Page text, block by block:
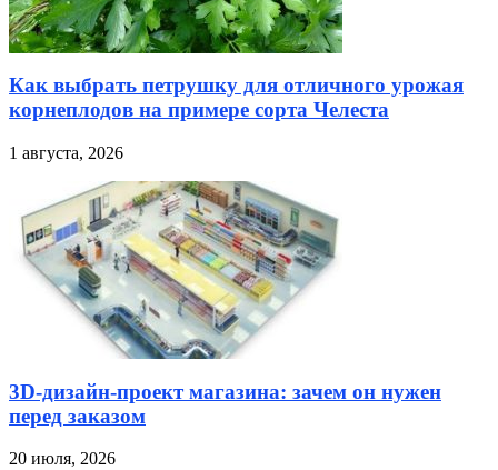
Как выбрать петрушку для отличного урожая
корнеплодов на примере сорта Челеста
1 августа, 2026
3D-дизайн-проект магазина: зачем он нужен
перед заказом
20 июля, 2026